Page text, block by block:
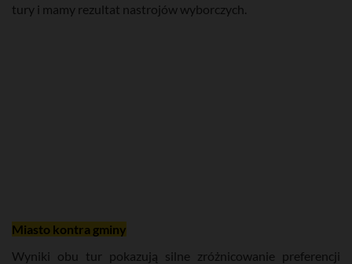
tury i mamy rezultat nastrojów wyborczych.
Miasto kontra gminy
Wyniki obu tur pokazują silne zróżnicowanie preferencji